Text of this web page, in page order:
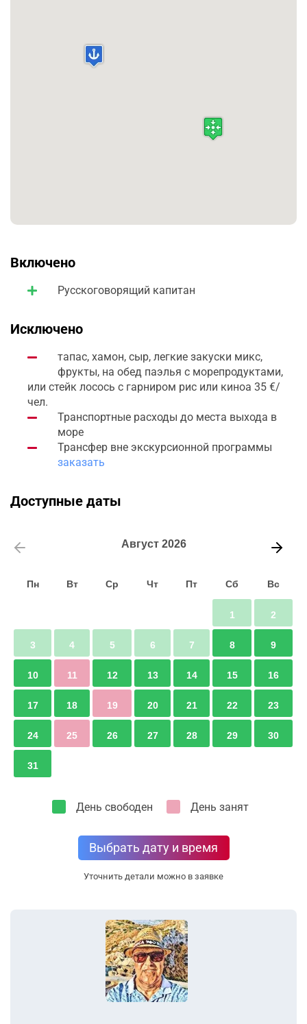
стоимость 1300€
Включено
Русскоговорящий капитан
Исключено
тапас, хамон, сыр, легкие закуски микс,
фрукты, на обед паэлья с морепродуктами,
или стейк лосось с гарниром рис или киноа 35 €/
чел.
Транспортные расходы до места выхода в
море
Трансфер вне экскурсионной программы
заказать
Доступные даты
Август 2026
Пн Вт Ср Чт Пт Сб Вс
1 2
3 4 5 6 7 8 9
10 11 12 13 14 15 16
17 18 19 20 21 22 23
24 25 26 27 28 29 30
31
День свободен День занят
Выбрать дату и время
Уточнить детали можно в заявке